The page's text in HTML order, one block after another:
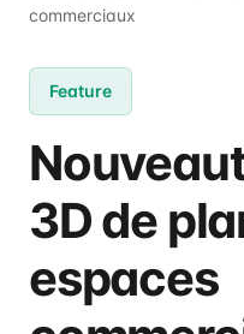
commerciaux
Feature
3D de
espaces